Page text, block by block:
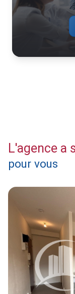
L'agence a
pour vous